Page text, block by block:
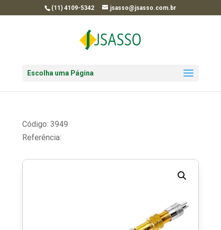
(11) 4109-5342 jsasso@jsasso.com.br
Escolha uma Página
Código: 3949
Referência: